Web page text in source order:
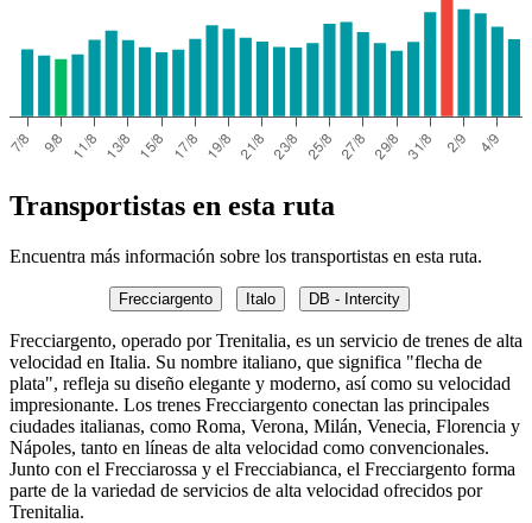
Transportistas en esta ruta
Encuentra más información sobre los transportistas en esta ruta.
Frecciargento Italo DB - Intercity
Frecciargento, operado por Trenitalia, es un servicio de trenes de alta
velocidad en Italia. Su nombre italiano, que significa "flecha de
plata", refleja su diseño elegante y moderno, así como su velocidad
impresionante. Los trenes Frecciargento conectan las principales
ciudades italianas, como Roma, Verona, Milán, Venecia, Florencia y
Nápoles, tanto en líneas de alta velocidad como convencionales.
Junto con el Frecciarossa y el Frecciabianca, el Frecciargento forma
parte de la variedad de servicios de alta velocidad ofrecidos por
Trenitalia.